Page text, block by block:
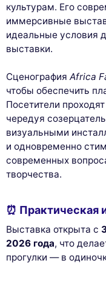
культурам. Его
иммерсивные
идеальные условия
выставки.
Сценография Africa
чтобы обеспечить
Посетители
чередуя
визуальными
и одновременно
современных
творчества.
⏰
Выставка открыта с
2026 года, что
прогулки — в